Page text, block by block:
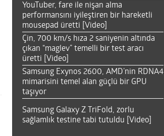
YouTuber, fare ile nişan alma
performansını iyileştiren bir hareketli
mousepad üretti [Video]
Çin, 700 km/s hıza 2 saniyenin altında
çıkan “maglev” temelli bir test aracı
üretti [Video]
Samsung Exynos 2600, AMD’nin RDNA4
mimarisini temel alan güçlü bir GPU
taşıyor
Samsung Galaxy Z TriFold, zorlu
sağlamlık testine tabi tutuldu [Video]